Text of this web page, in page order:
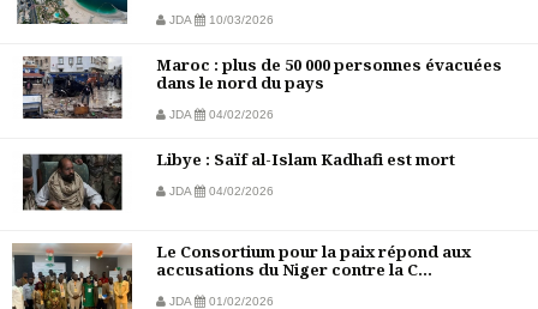
JDA 10/03/2026
Maroc : plus de 50 000 personnes évacuées
dans le nord du pays
JDA 04/02/2026
Libye : Saïf al-Islam Kadhafi est mort
JDA 04/02/2026
Le Consortium pour la paix répond aux
accusations du Niger contre la C...
JDA 01/02/2026